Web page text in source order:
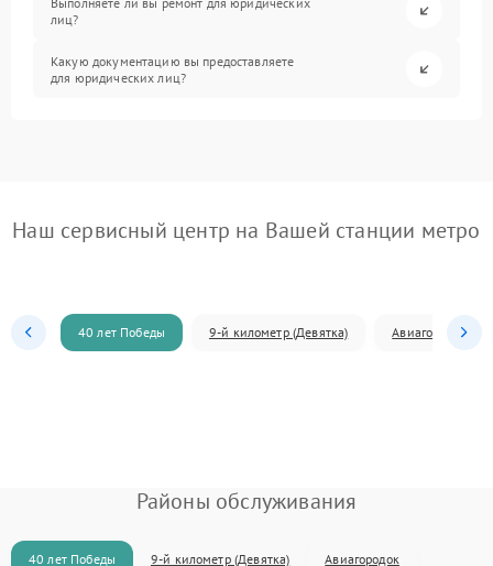
лиц?
Какую документацию вы предоставляете
для юридических лиц?
Наш сервисный центр на Вашей станции метро
40 лет Победы 9-й километр (Девятка) Авиагородок
Районы обслуживания
40 лет Победы 9-й километр (Девятка) Авиагородок